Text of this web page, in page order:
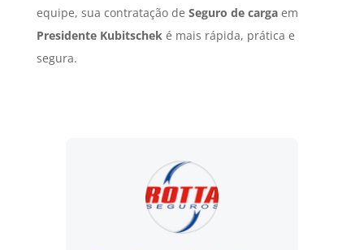
equipe, sua contratação de Seguro de cargaem
Presidente Kubitschek é mais rápida, prática e
segura.